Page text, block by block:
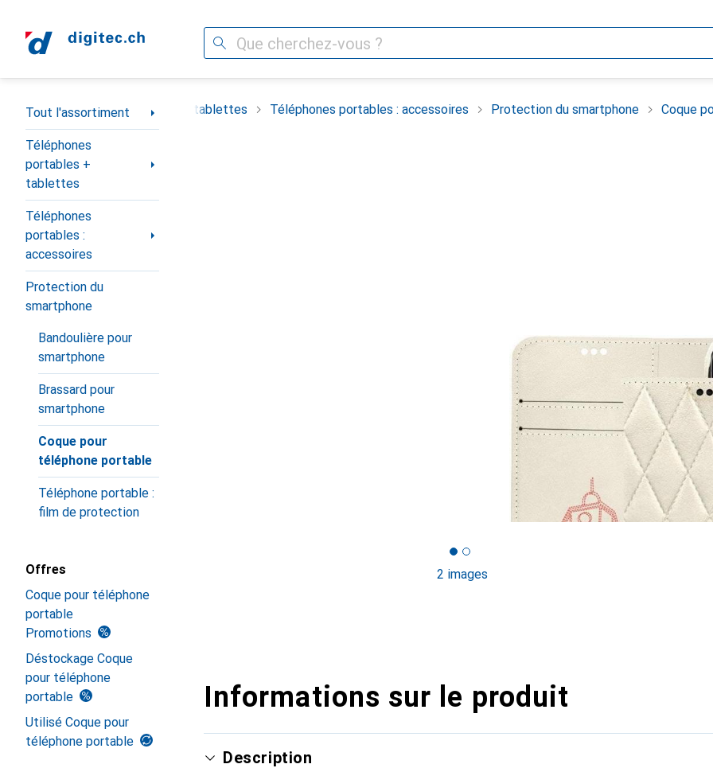
Recherche
Navigation par catégorie
Tout l'assortiment
Téléphones
portables +
tablettes
Téléphones
portables :
accessoires
Protection du
smartphone
Bandoulière pour
smartphone
Brassard pour
smartphone
Coque pour
téléphone portable
Téléphone portable :
film de protection
Offres
Coque pour téléphone
portable
Promotions
Déstockage Coque
pour téléphone
portable
Utilisé Coque pour
téléphone portable
Téléphones portables + tablettes Téléphones portables : accessoires Protection du smartphone Coque
2 images
Informations sur le produit
Description